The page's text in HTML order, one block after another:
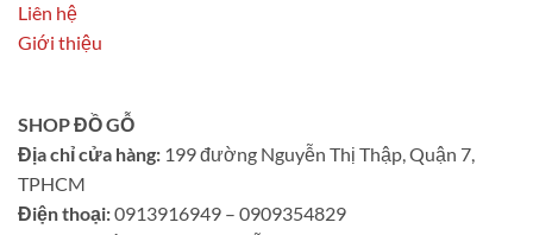
Liên hệ
Giới thiệu
SHOP ĐỒ GỖ
Địa chỉ cửa hàng: 199 đường Nguyễn Thị Thập, Quận 7,
TPHCM
Điện thoại:0913916949 – 0909354829